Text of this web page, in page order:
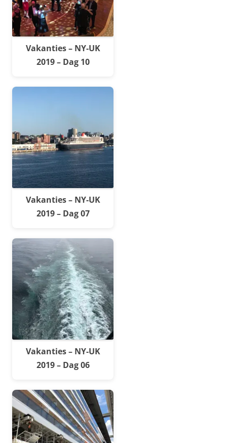
Vakanties – NY-UK
2019 – Dag 10
Vakanties – NY-UK
2019 – Dag 07
Vakanties – NY-UK
2019 – Dag 06